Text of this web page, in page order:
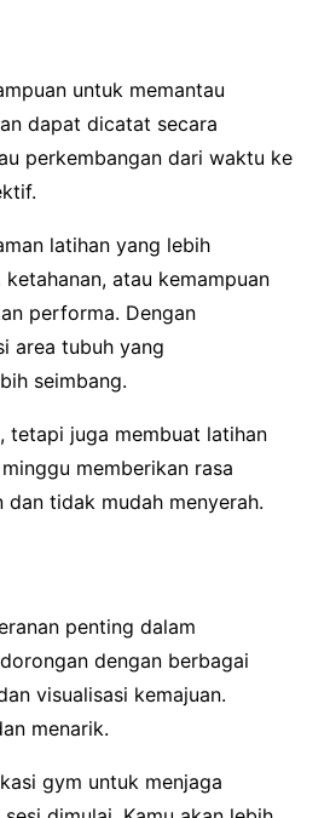
untuk memantau
dapat dicatat secara
perkembangan dari waktu ke
latihan yang lebih
atau kemampuan
performa. Dengan
area tubuh yang
seimbang.
tetapi juga membuat latihan
memberikan rasa
tidak mudah menyerah.
penting dalam
dengan berbagai
visualisasi kemajuan.
menarik.
gym untuk menjaga